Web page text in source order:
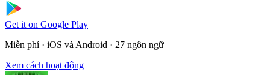
Get it on Google Play
Miễn phí · iOS và Android · 27 ngôn ngữ
Xem cách hoạt động